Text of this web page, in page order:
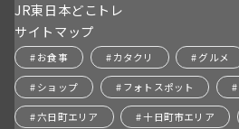
JR東日本どこトレ
サイトマップ
お食事 カタクリ グルメ
ショップ フォトスポット
六日町エリア 十日町市エリア